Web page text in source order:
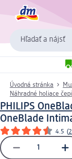
Hľadať a nájsť
Úvodná stránka
Náhradné holiace
PHILIPS
OneBlade
4.5 (